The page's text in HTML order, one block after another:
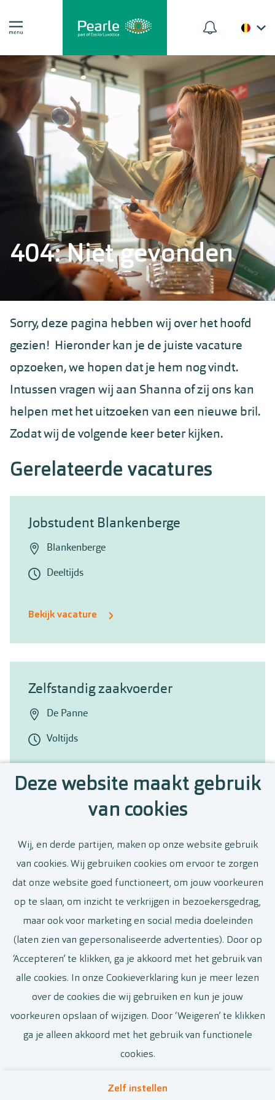
Deze website maakt gebruik
van cookies
Wij, en derde partijen, maken op onze website gebruik
van cookies. Wij gebruiken cookies om ervoor te zorgen
dat onze website goed functioneert, om jouw voorkeuren
op te slaan, om inzicht te verkrijgen in bezoekersgedrag,
maar ook voor marketing en social media doeleinden
(laten zien van gepersonaliseerde advertenties). Door op
‘Accepteren’ te klikken, ga je akkoord met het gebruik van
alle cookies. In onze Cookieverklaring kun je meer lezen
over de cookies die wij gebruiken en kun je jouw
voorkeuren opslaan of wijzigen. Door ‘Weigeren’ te klikken
ga je alleen akkoord met het gebruik van functionele
cookies.
Zelf instellen
404: Niet gevonden
Sorry, deze pagina hebben wij over het hoofd
gezien! Hieronder kan je de juiste vacature
opzoeken, we hopen dat je hem nog vindt.
Intussen vragen wij aan Shanna of zij ons kan
helpen met het uitzoeken van een nieuwe bril.
Zodat wij de volgende keer beter kijken.
Gerelateerde vacatures
Jobstudent Blankenberge
Blankenberge
Deeltijds
Bekijk vacature
Zelfstandig zaakvoerder
De Panne
Voltijds
Bekijk vacature
De Panne
Voltijds
Bekijk vacature